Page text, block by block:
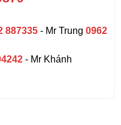
887335 - Mr Trung0962
- Mr Khánh